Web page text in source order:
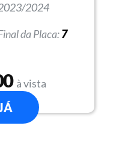
2024
7
à vista